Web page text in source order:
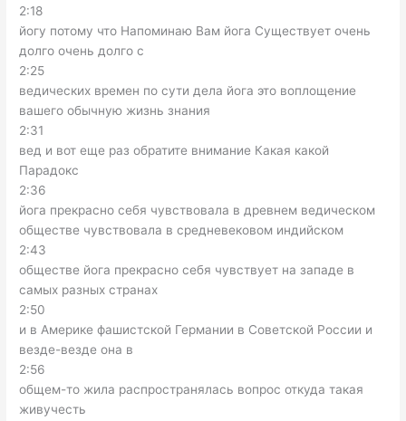
2:18
йогу потому что Напоминаю Вам йога Существует очень
долго очень долго с
2:25
ведических времен по сути дела йога это воплощение
вашего обычную жизнь знания
2:31
вед и вот еще раз обратите внимание Какая какой
Парадокс
2:36
йога прекрасно себя чувствовала в древнем ведическом
обществе чувствовала в средневековом индийском
2:43
обществе йога прекрасно себя чувствует на западе в
самых разных странах
2:50
и в Америке фашистской Германии в Советской России и
везде-везде она в
2:56
общем-то жила распространялась вопрос откуда такая
живучесть